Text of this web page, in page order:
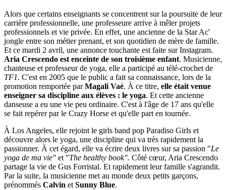
Alors que certains enseignants se concentrent sur la poursuite de leur
carrière professionnelle, une professeure arrive à mêler projets
professionnels et vie privée. En effet, une ancienne de la Star Ac'
jongle entre son métier prenant, et son quotidien de mère de famille.
Et ce mardi 2 avril, une annonce touchante est faite sur Instagram.
Aria Crescendo est enceinte de son troisième enfant. Musicienne,
chanteuse et professeur de yoga, elle a participé au télé-crochet de
TF1. C'est en 2005 que le public a fait sa connaissance, lors de la
promotion remportée parMagali Vaé. À ce titre, elle était venue
enseigner sa discipline aux élèves : le yoga. Et cette ancienne
danseuse a eu une vie peu ordinaire. C'est à l'âge de 17 ans qu'elle
se fait repérer par le Crazy Horse et qu'elle part en tournée.
À Los Angeles, elle rejoint le girls band pop Paradiso Girls et
découvre alors le yoga, une discipline qui va très rapidement la
passionner. À cet égard, elle va écrire deux livres sur sa passion "Le
yoga de ma vie" et "The healthy book". Côté cœur, Aria Crescendo
partage la vie de Gus Forristal. Et rapidement leur famille s'agrandit.
Par la suite, la musicienne met au monde deux petits garçons,
prénommés Calvin et Sunny Blue.